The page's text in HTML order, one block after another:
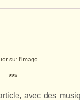
sur l'image
***
avec des